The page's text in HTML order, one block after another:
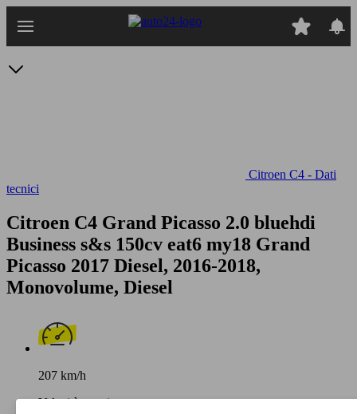
Citroen C4 - Dati
tecnici
Citroen C4 Grand Picasso 2.0 bluehdi
Business s&s 150cv eat6 my18 Grand
Picasso 2017 Diesel, 2016-2018,
Monovolume, Diesel
207 km/h
Velocità massima